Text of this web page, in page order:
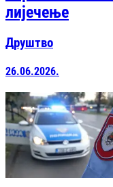
лијечење
Друштво
26.06.2026.